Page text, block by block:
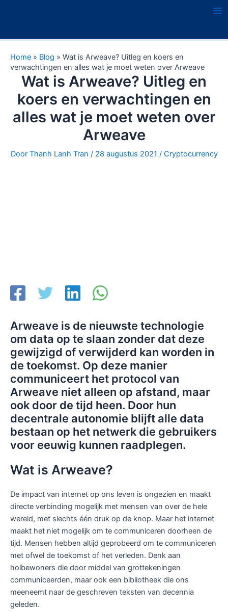
inhoud
Home » Blog » Wat is Arweave? Uitleg en koers en
verwachtingen en alles wat je moet weten over Arweave
Wat is Arweave? Uitleg en
koers en verwachtingen en
alles wat je moet weten over
Arweave
Door Thanh Lanh Tran / 28 augustus 2021 / Cryptocurrency
Arweave is de nieuwste technologie
om data op te slaan zonder dat deze
gewijzigd of verwijderd kan worden in
de toekomst. Op deze manier
communiceert het protocol van
Arweave niet alleen op afstand, maar
ook door de tijd heen. Door hun
decentrale autonomie blijft alle data
bestaan op het netwerk die gebruikers
voor eeuwig kunnen raadplegen.
Wat is Arweave?
De impact van internet op ons leven is ongezien en maakt
directe verbinding mogelijk met mensen van over de hele
wereld, met slechts één druk op de knop. Maar het internet
maakt het niet mogelijk om te communiceren doorheen de
tijd. Mensen hebben altijd geprobeerd om te communiceren
met ofwel de toekomst of het verleden. Denk aan
holbewoners die door middel van grottekeningen
communiceerden, maar ook een bibliotheek die ons
meeneemt naar de geschreven teksten van decennia
geleden.